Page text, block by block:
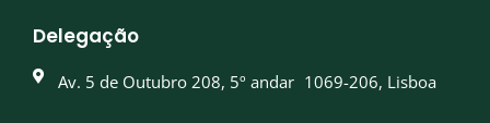
Delegação
Av. 5 de Outubro 208, 5º andar 1069-206, Lisboa